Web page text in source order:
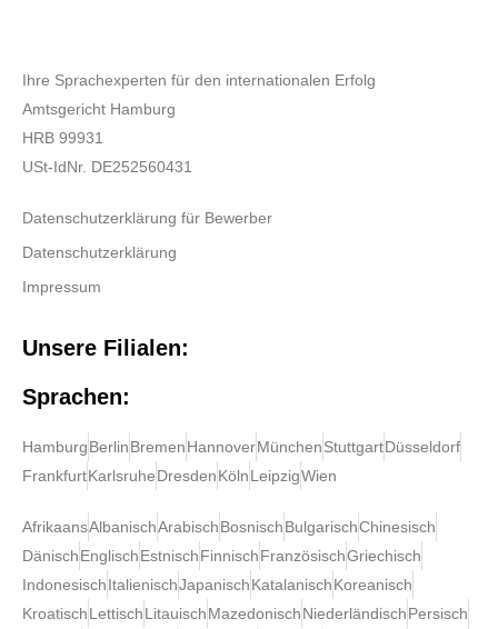
Ihre Sprachexperten für den internationalen Erfolg
Amtsgericht Hamburg
HRB 99931
USt-IdNr. DE252560431
Datenschutzerklärung für Bewerber
Datenschutzerklärung
Impressum
Unsere Filialen:
Sprachen:
HamburgBerlinBremenHannoverMünchenStuttgartDüsseldorf
FrankfurtKarlsruheDresdenKölnLeipzigWien
AfrikaansAlbanischArabischBosnischBulgarischChinesisch
DänischEnglischEstnischFinnischFranzösischGriechisch
IndonesischItalienischJapanischKatalanischKoreanisch
KroatischLettischLitauischMazedonischNiederländischPersisch